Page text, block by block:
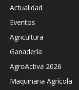
Actualidad
Eventos
Agricultura
Ganadería
AgroActiva 2026
Maquinaria Agrícola